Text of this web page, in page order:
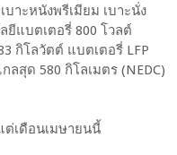
บาะหนังพรีเมียม เบาะนั่ง
ยีแบตเตอรี่ 800 โวลต์
กิโลวัตต์ แบตเตอรี่ LFP
สุด 580 กิโลเมตร (NEDC)
ต่เดือนเมษายนนี้